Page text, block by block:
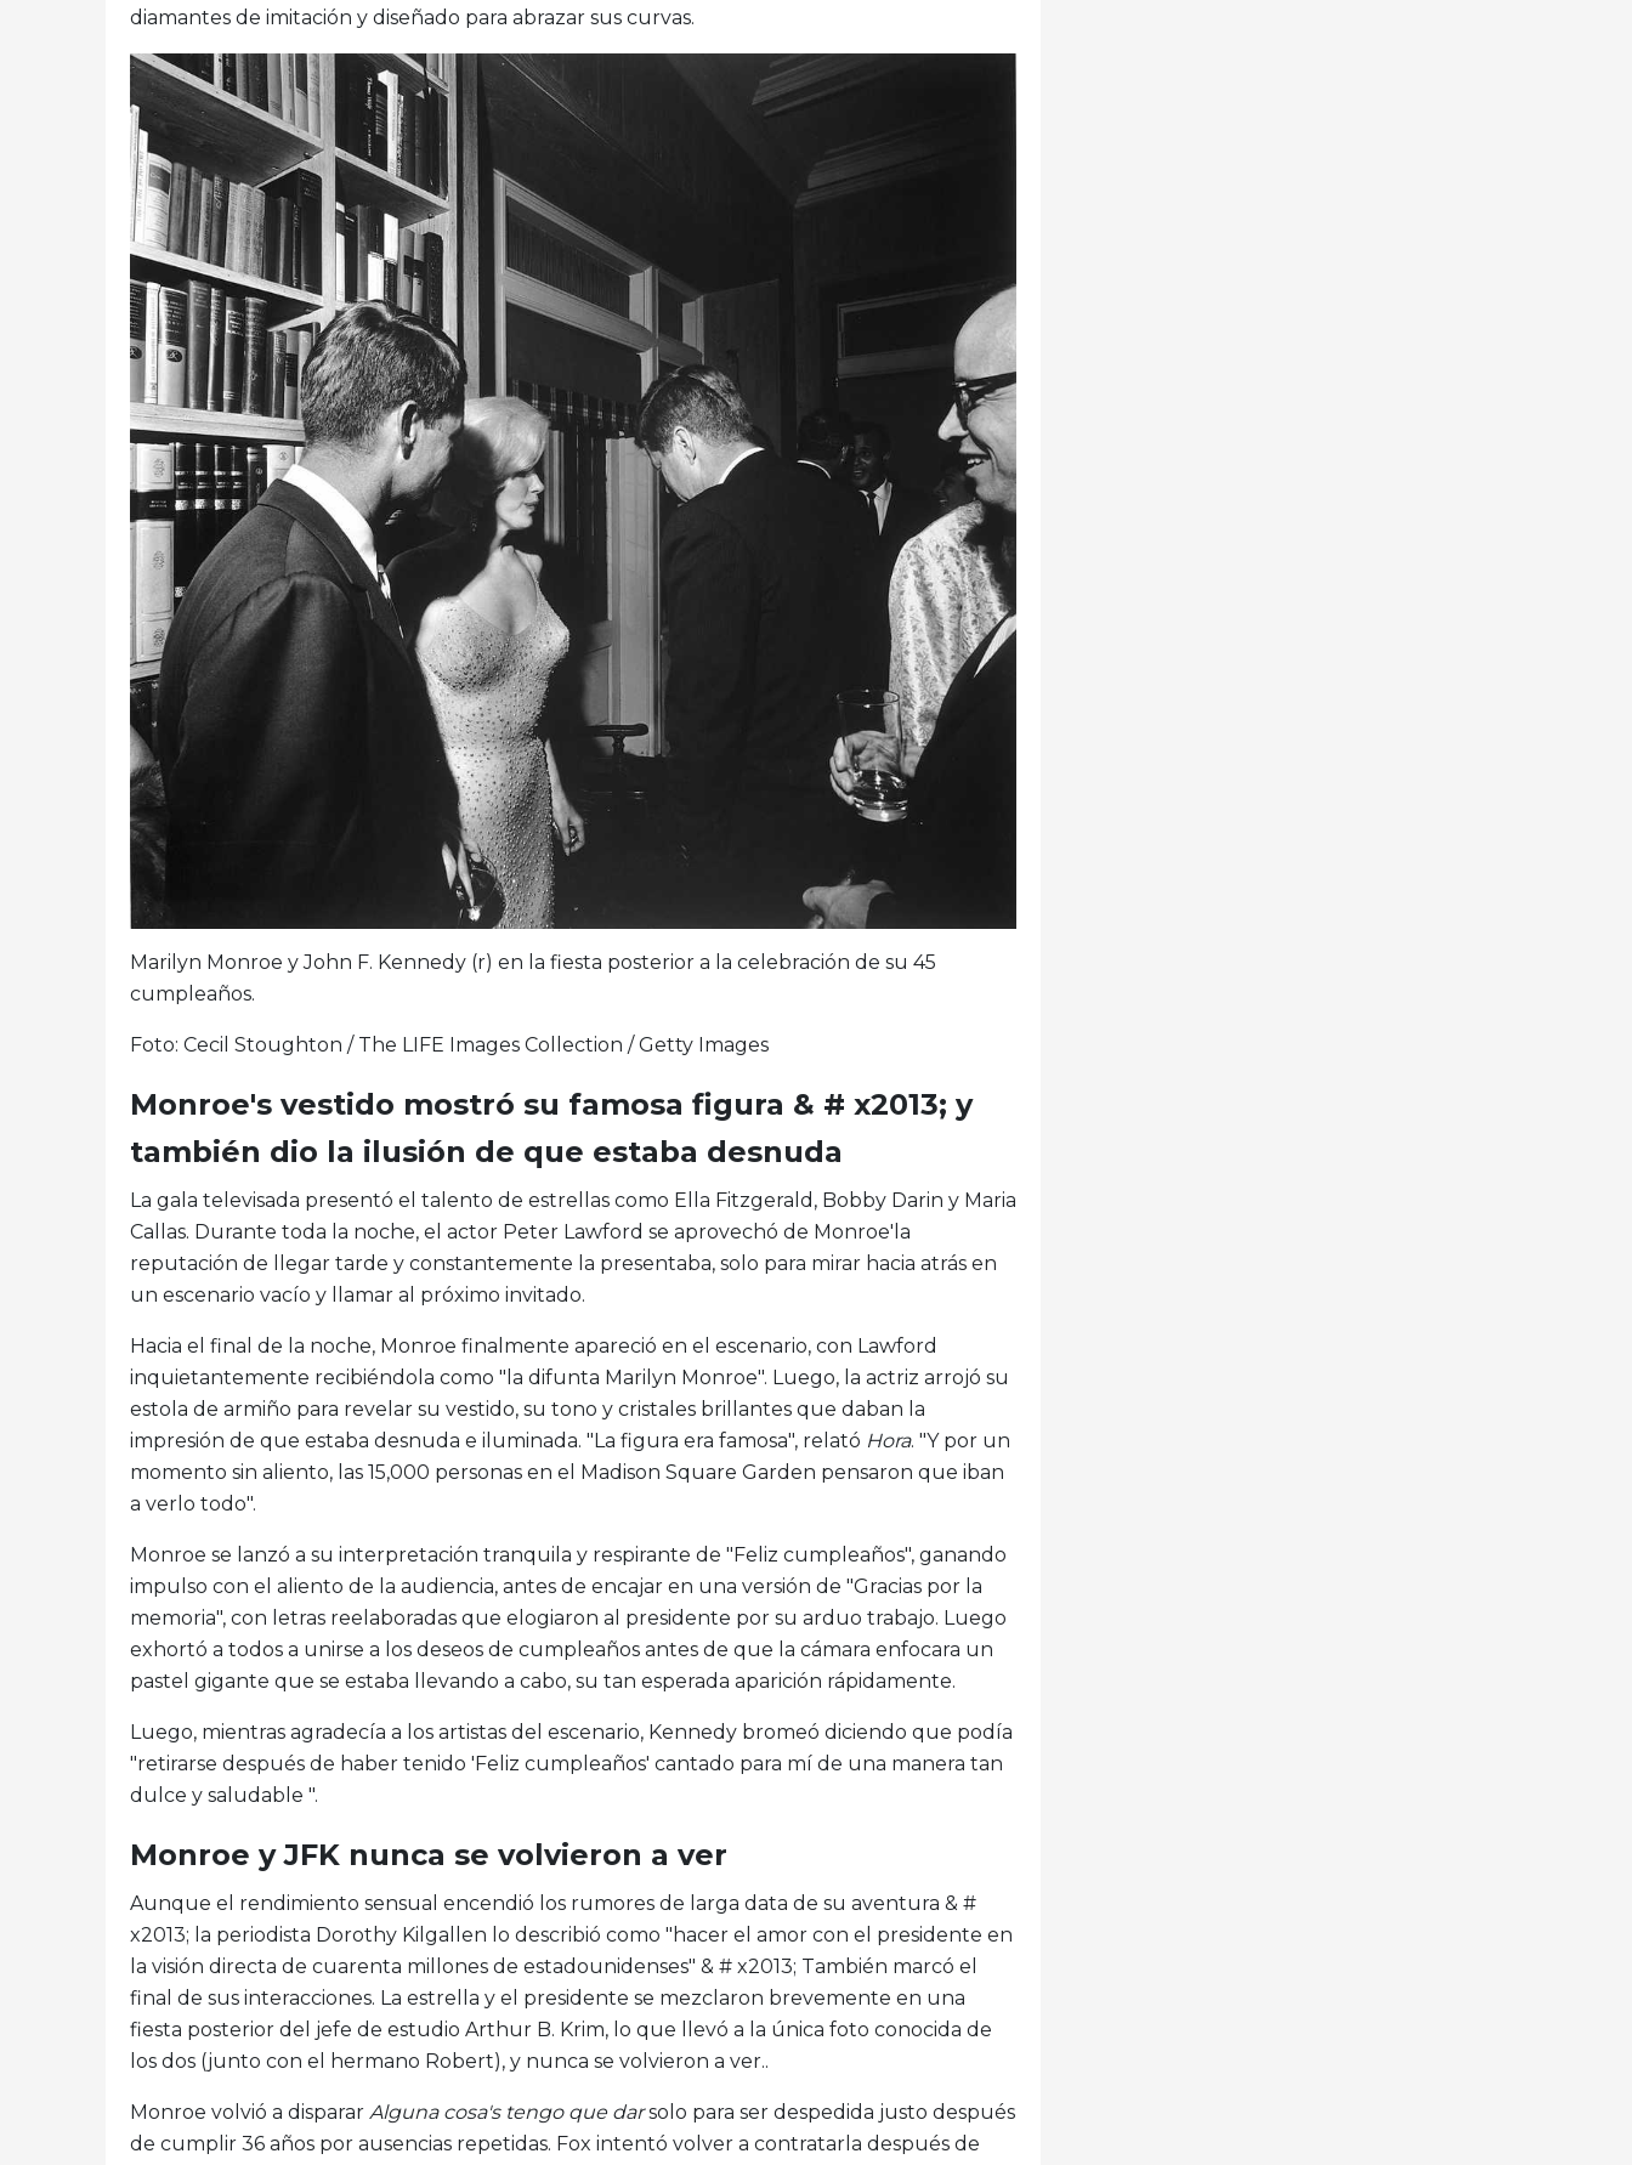
diamantes de imitación y diseñado para abrazar sus curvas.
Marilyn Monroe y John F. Kennedy (r) en la fiesta posterior a la celebración de su 45
cumpleaños.
Foto: Cecil Stoughton / The LIFE Images Collection / Getty Images
Monroe's vestido mostró su famosa figura & # x2013; y
también dio la ilusión de que estaba desnuda
La gala televisada presentó el talento de estrellas como Ella Fitzgerald, Bobby Darin y Maria
Callas. Durante toda la noche, el actor Peter Lawford se aprovechó de Monroe'la
reputación de llegar tarde y constantemente la presentaba, solo para mirar hacia atrás en
un escenario vacío y llamar al próximo invitado.
Hacia el final de la noche, Monroe finalmente apareció en el escenario, con Lawford
inquietantemente recibiéndola como "la difunta Marilyn Monroe". Luego, la actriz arrojó su
estola de armiño para revelar su vestido, su tono y cristales brillantes que daban la
impresión de que estaba desnuda e iluminada. "La figura era famosa", relató Hora. "Y por un
momento sin aliento, las 15,000 personas en el Madison Square Garden pensaron que iban
a verlo todo".
Monroe se lanzó a su interpretación tranquila y respirante de "Feliz cumpleaños", ganando
impulso con el aliento de la audiencia, antes de encajar en una versión de "Gracias por la
memoria", con letras reelaboradas que elogiaron al presidente por su arduo trabajo. Luego
exhortó a todos a unirse a los deseos de cumpleaños antes de que la cámara enfocara un
pastel gigante que se estaba llevando a cabo, su tan esperada aparición rápidamente.
Luego, mientras agradecía a los artistas del escenario, Kennedy bromeó diciendo que podía
"retirarse después de haber tenido 'Feliz cumpleaños' cantado para mí de una manera tan
dulce y saludable ".
Monroe y JFK nunca se volvieron a ver
Aunque el rendimiento sensual encendió los rumores de larga data de su aventura & #
x2013; la periodista Dorothy Kilgallen lo describió como "hacer el amor con el presidente en
la visión directa de cuarenta millones de estadounidenses" & # x2013; También marcó el
final de sus interacciones. La estrella y el presidente se mezclaron brevemente en una
fiesta posterior del jefe de estudio Arthur B. Krim, lo que llevó a la única foto conocida de
los dos (junto con el hermano Robert), y nunca se volvieron a ver..
Monroe volvió a disparar Alguna cosa's tengo que darsolo para ser despedida justo después
de cumplir 36 años por ausencias repetidas. Fox intentó volver a contratarla después de